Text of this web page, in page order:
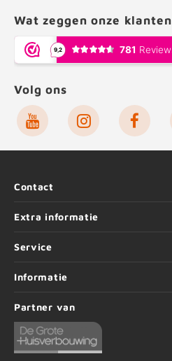
Wat zeggen onze klanten
Volg ons
Contact
Extra informatie
Service
Informatie
Partner van